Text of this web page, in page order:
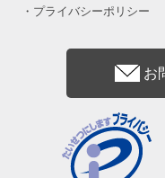
プライバシーポリシー
お